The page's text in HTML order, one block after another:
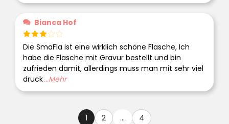
Bianca Hof
Bewert
et mit
3von
5
Die SmaFla ist eine wirklich schöne Flasche, Ich
habe die Flasche mit Gravur bestellt und bin
zufrieden damit, allerdings muss man mit sehr viel
druck...Mehr
1 2 ... 4